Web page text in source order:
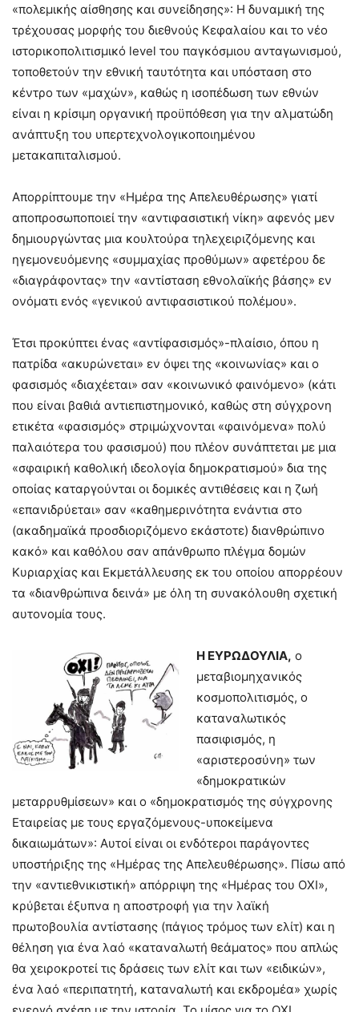
«πολεμικής αίσθησης και συνείδησης»: Η δυναμική της
τρέχουσας μορφής του διεθνούς Κεφαλαίου και το νέο
ιστορικοπολιτισμικό level του παγκόσμιου ανταγωνισμού,
τοποθετούν την εθνική ταυτότητα και υπόσταση στο
κέντρο των «μαχών», καθώς η ισοπέδωση των εθνών
είναι η κρίσιμη οργανική προϋπόθεση για την αλματώδη
ανάπτυξη του υπερτεχνολογικοποιημένου
μετακαπιταλισμού.
Απορρίπτουμε την «Ημέρα της Απελευθέρωσης» γιατί
αποπροσωποποιεί την «αντιφασιστική νίκη» αφενός μεν
δημιουργώντας μια κουλτούρα τηλεχειριζόμενης και
ηγεμονευόμενης «συμμαχίας προθύμων» αφετέρου δε
«διαγράφοντας» την «αντίσταση εθνολαϊκής βάσης» εν
ονόματι ενός «γενικού αντιφασιστικού πολέμου».
Έτσι προκύπτει ένας «αντίφασισμός»-πλαίσιο, όπου η
πατρίδα «ακυρώνεται» εν όψει της «κοινωνίας» και ο
φασισμός «διαχέεται» σαν «κοινωνικό φαινόμενο» (κάτι
που είναι βαθιά αντιεπιστημονικό, καθώς στη σύγχρονη
ετικέτα «φασισμός» στριμώχνονται «φαινόμενα» πολύ
παλαιότερα του φασισμού) που πλέον συνάπτεται με μια
«σφαιρική καθολική ιδεολογία δημοκρατισμού» δια της
οποίας καταργούνται οι δομικές αντιθέσεις και η ζωή
«επανιδρύεται» σαν «καθημερινότητα ενάντια στο
(ακαδημαϊκά προσδιοριζόμενο εκάστοτε) διανθρώπινο
κακό» και καθόλου σαν απάνθρωπο πλέγμα δομών
Κυριαρχίας και Εκμετάλλευσης εκ του οποίου απορρέουν
τα «διανθρώπινα δεινά» με όλη τη συνακόλουθη σχετική
αυτονομία τους.
Η ΕΥΡΩΔΟΥΛΙΑ, ο
μεταβιομηχανικός
κοσμοπολιτισμός, ο
καταναλωτικός
πασιφισμός, η
«αριστεροσύνη» των
«δημοκρατικών
μεταρρυθμίσεων» και ο «δημοκρατισμός της σύγχρονης
Εταιρείας με τους εργαζόμενους-υποκείμενα
δικαιωμάτων»: Αυτοί είναι οι ενδότεροι παράγοντες
υποστήριξης της «Ημέρας της Απελευθέρωσης». Πίσω από
την «αντιεθνικιστική» απόρριψη της «Ημέρας του ΟΧΙ»,
κρύβεται έξυπνα η αποστροφή για την λαϊκή
πρωτοβουλία αντίστασης (πάγιος τρόμος των ελίτ) και η
θέληση για ένα λαό «καταναλωτή θεάματος» που απλώς
θα χειροκροτεί τις δράσεις των ελίτ και των «ειδικών»,
ένα λαό «περιπατητή, καταναλωτή και εκδρομέα» χωρίς